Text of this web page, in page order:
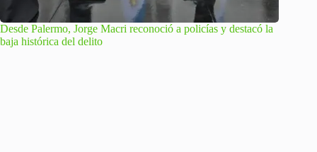
Desde Palermo, Jorge Macri reconoció a policías y destacó la
baja histórica del delito